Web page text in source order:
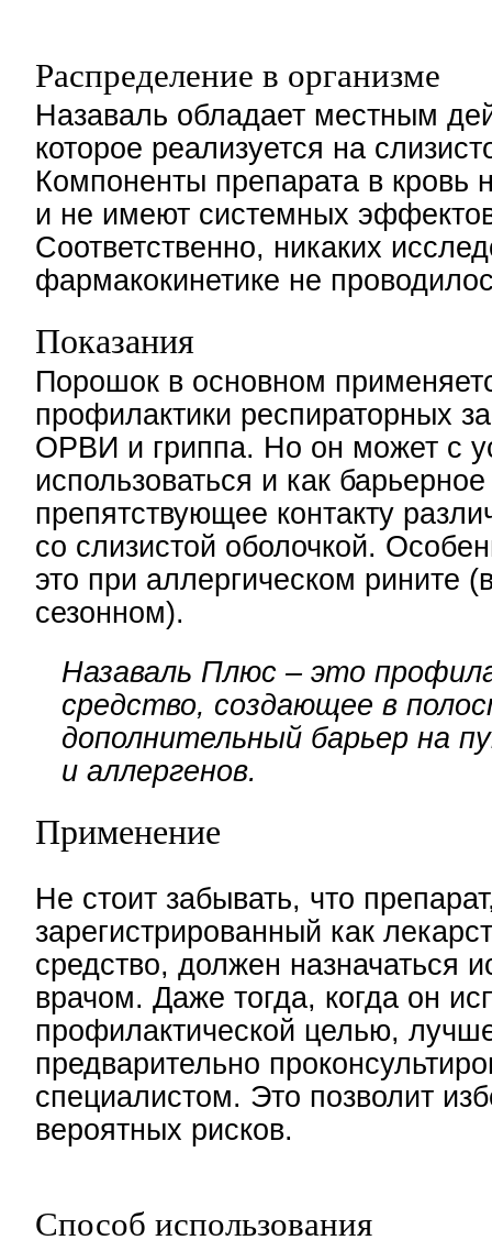
Распределение в организме
Назаваль обладает местным
которое реализуется на
Компоненты препарата в кровь
и не имеют системных
Соответственно, никаких
фармакокинетике не
Показания
Порошок в основном
профилактики респираторных
ОРВИ и гриппа. Но он может с
использоваться и как
препятствующее контакту
со слизистой оболочкой.
это при аллергическом рините
сезонном).
Назаваль Плюс – это
средство, создающее в
дополнительный барьер на
и аллергенов.
Применение
Не стоит забывать, что
зарегистрированный как
средство, должен назначаться
врачом. Даже тогда, когда он
профилактической целью,
предварительно
специалистом. Это позволит
вероятных рисков.
Способ использования